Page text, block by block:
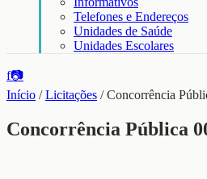
Telefones e Endereços
Unidades de Saúde
Unidades Escolares
f📷
Início /Licitações /Concorrência
Concorrência Pública